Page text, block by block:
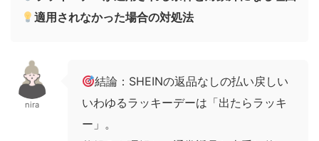
適用されなかった場合の対処法
nira
結論：SHEINの返品なしの払い戻しい
いわゆるラッキーデーは「出たらラッキ
ー」。